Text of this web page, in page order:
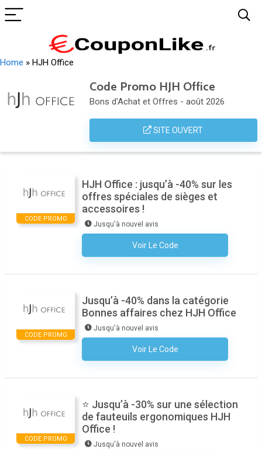
Home » HJH Office
Code Promo HJH Office
Bons d'Achat et Offres - août 2026
SITE OUVERT
CODE PROMO
HJH Office : jusqu’à -40% sur les
offres spéciales de sièges et
accessoires !
Jusqu'à nouvel avis
Voir Le Code
Aucun Code N'est Nécessaire
CODE PROMO
Jusqu’à -40% dans la catégorie
Bonnes affaires chez HJH Office
Jusqu'à nouvel avis
Voir Le Code
Aucun Code N'est Nécessaire
CODE PROMO
⭐ Jusqu’à -30% sur une sélection
de fauteuils ergonomiques HJH
Office !
Jusqu'à nouvel avis